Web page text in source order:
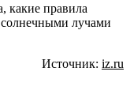
какие правила
солнечными лучами
Источник: iz.ru